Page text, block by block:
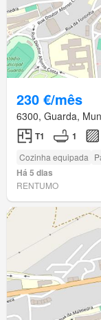
230 €/mês
6300, Guarda,
T1 1
Cozinha equipada
Há 5 dias
RENTUMO